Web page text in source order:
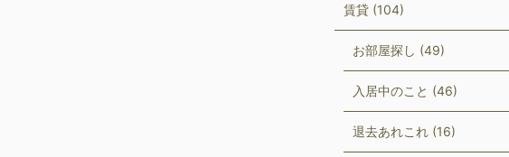
賃貸 (104)
お部屋探し (49)
入居中のこと (46)
退去あれこれ (16)